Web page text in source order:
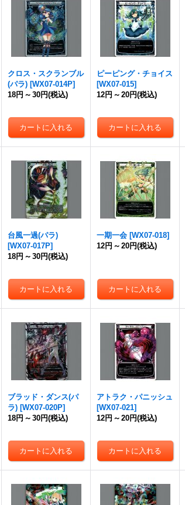
クロス・スクランブル
(パラ) [WX07-014P]
18円 ～ 30円(税込)
ピーピング・チョイス
[WX07-015]
12円 ～ 20円(税込)
台風一過(パラ)
[WX07-017P]
18円 ～ 30円(税込)
一期一会 [WX07-018]
12円 ～ 20円(税込)
ブラッド・ダンス(パ
ラ) [WX07-020P]
18円 ～ 30円(税込)
アトラク・パニッシュ
[WX07-021]
12円 ～ 20円(税込)